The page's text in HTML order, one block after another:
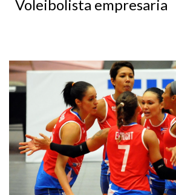
Voleibolista empresaria